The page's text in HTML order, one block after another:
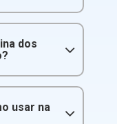
dos
usar na